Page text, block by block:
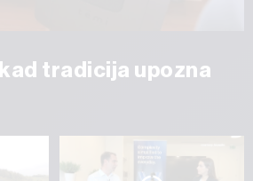
tradicija upozna